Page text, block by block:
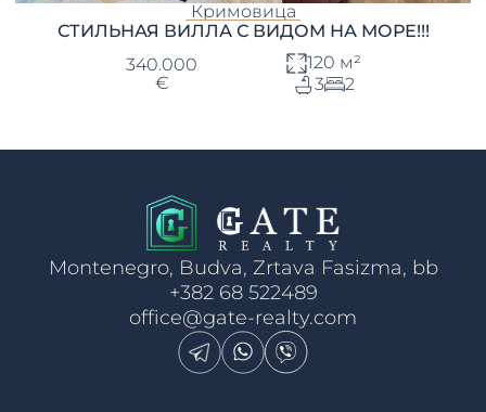
Кримовица
СТИЛЬНАЯ ВИЛЛА С ВИДОМ НА МОРЕ!!!
340.000
€
120 м²
3
2
Montenegro, Budva, Zrtava Fasizma, bb
+382 68 522489
office@gate-realty.com